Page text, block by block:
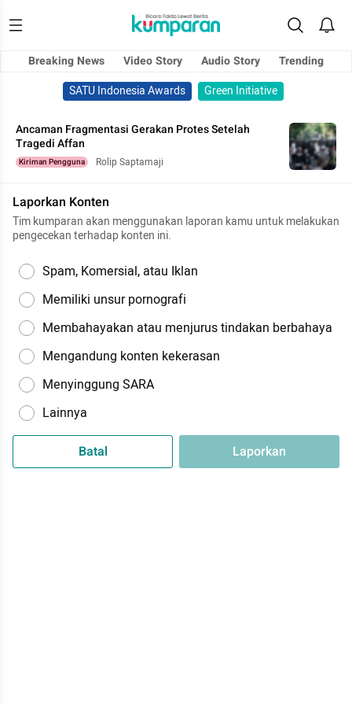
Breaking News Video Story Audio Story
Trending
SATU Indonesia Awards
Green Initiative
Ancaman Fragmentasi Gerakan Protes Setelah
Tragedi Affan
Kiriman Pengguna Rolip Saptamaji
Laporkan Konten
Tim kumparan akan menggunakan laporan kamu untuk melakukan
pengecekan terhadap konten ini.
Spam, Komersial, atau Iklan
Memiliki unsur pornografi
Membahayakan atau menjurus tindakan berbahaya
Mengandung konten kekerasan
Menyinggung SARA
Lainnya
Batal Laporkan